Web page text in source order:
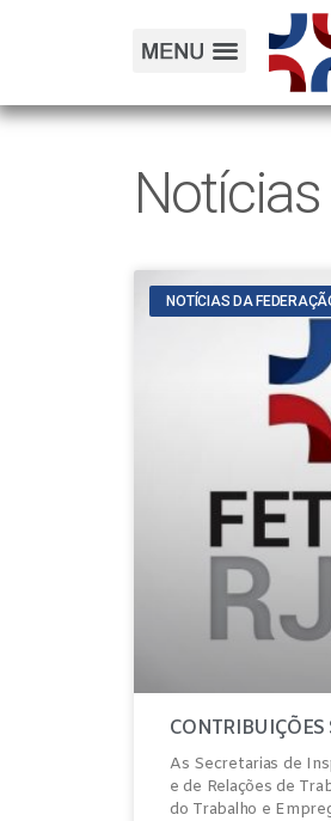
NOTÍCIAS DA
CONTRIBUIÇÕES
As Secretarias de
e de Relações de
do Trabalho e